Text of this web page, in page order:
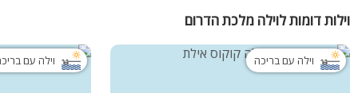
וילות דומות לוילה מלכת הדרום
וילה עם בריכה וילה עם